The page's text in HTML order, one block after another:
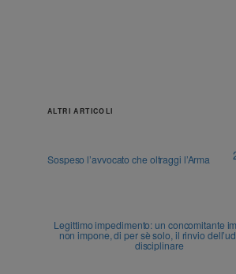
ALTRI ARTICOLI
Sospeso l’avvocato che oltraggi l’Arma
Legittimo impedimento: un concomitante
non impone, di per sè solo, il rinvio
disciplinare